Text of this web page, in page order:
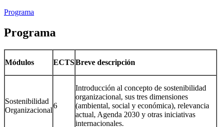
Programa
Programa
Módulos ECTSBreve descripción
Sostenibilidad
Organizacional
6
Introducción al concepto de sostenibilidad
organizacional, sus tres dimensiones
(ambiental, social y económica), relevancia
actual, Agenda 2030 y otras iniciativas
internacionales.